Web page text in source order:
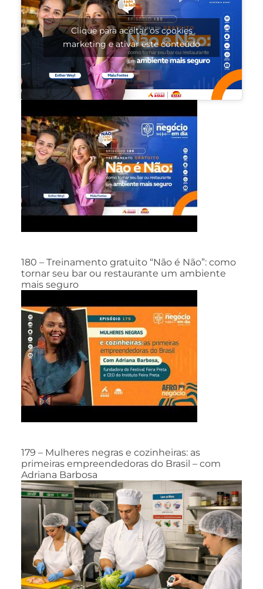
Clique para aceitar os cookies
marketing e ativar este conteúdo
180 – Treinamento gratuito “Não é Não”: como
tornar seu bar ou restaurante um ambiente
mais seguro
179 – Mulheres negras e cozinheiras: as
primeiras empreendedoras do Brasil – com
Adriana Barbosa